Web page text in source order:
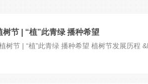
树节 | “植”此青绿 播种希望
树节 | “植”此青绿 播种希望 植树节发展历程